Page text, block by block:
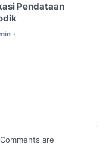
Pendataan
•
are